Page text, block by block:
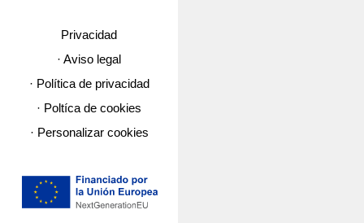
Privacidad
· Aviso legal
· Política de privacidad
· Poltíca de cookies
· Personalizar cookies